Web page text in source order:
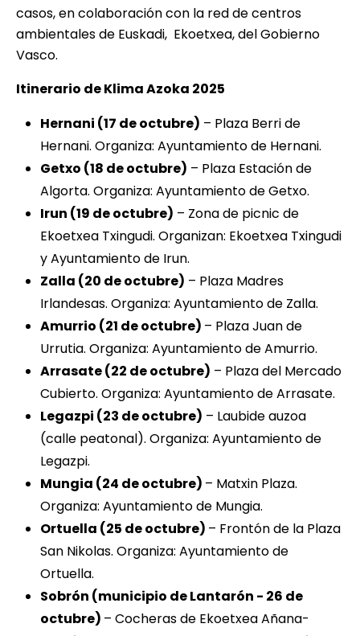
casos, en colaboración con la red de centros
ambientales de Euskadi, Ekoetxea, del Gobierno
Vasco.
Itinerario de Klima Azoka 2025
Hernani (17 de octubre) – Plaza Berri de
Hernani. Organiza: Ayuntamiento de Hernani.
Getxo (18 de octubre) – Plaza Estación de
Algorta. Organiza: Ayuntamiento de Getxo.
Irun (19 de octubre) – Zona de picnic de
Ekoetxea Txingudi. Organizan: Ekoetxea Txingudi
y Ayuntamiento de Irun.
Zalla (20 de octubre) – Plaza Madres
Irlandesas. Organiza: Ayuntamiento de Zalla.
Amurrio (21 de octubre) – Plaza Juan de
Urrutia. Organiza: Ayuntamiento de Amurrio.
Arrasate (22 de octubre) – Plaza del Mercado
Cubierto. Organiza: Ayuntamiento de Arrasate.
Legazpi (23 de octubre) – Laubide auzoa
(calle peatonal). Organiza: Ayuntamiento de
Legazpi.
Mungia (24 de octubre) – Matxin Plaza.
Organiza: Ayuntamiento de Mungia.
Ortuella (25 de octubre) – Frontón de la Plaza
San Nikolas. Organiza: Ayuntamiento de
Ortuella.
Sobrón (municipio de Lantarón - 26 de
octubre) – Cocheras de Ekoetxea Añana-